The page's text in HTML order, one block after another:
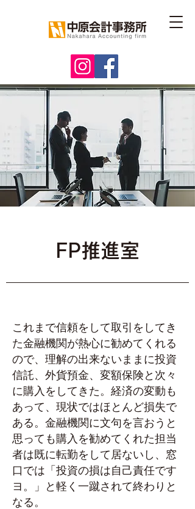
FP推進室
これまで信頼をして取引をしてき
た金融機関が熱心に勧めてくれる
ので、理解の出来ないままに投資
信託、外貨預金、変額保険と次々
に購入をしてきた。経済の変動も
あって、現状ではほとんど損失で
ある。金融機関に文句を言おうと
思っても購入を勧めてくれた担当
者は既に転勤をして居ないし、窓
口では「投資の損は自己責任です
ヨ。」と軽く一蹴されて終わりと
なる。